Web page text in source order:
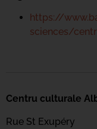
https://
sciences/
Centru culturale
Rue St Exupéry